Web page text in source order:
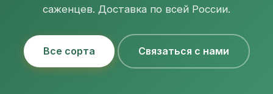
саженцев. Доставка по всей России.
Все сорта Связаться с нами